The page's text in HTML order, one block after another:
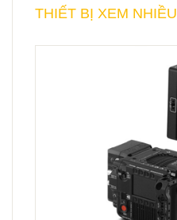
THIẾT BỊ XEM NHIỀU